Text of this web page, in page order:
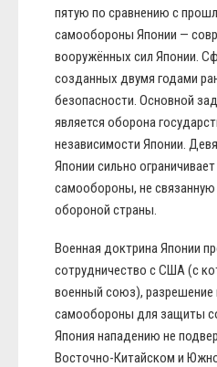
пятую по сравнению с
самообороны Японии —
вооружённых сил Японии.
созданных двумя годами
безопасности. Основной
является оборона
независимости Японии.
Японии сильно
самообороны, не
обороной страны.
Военная доктрина Японии
сотрудничество с США (с
военный союз), разрешение
самообороны для защиты
Япония нападению не
Восточно-Китайском и